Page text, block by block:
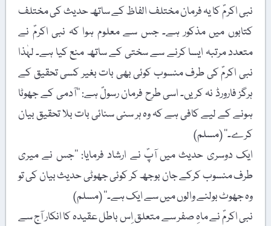
نبی اکرمؐ کا یہ فرمان مختلف الفاظ کے ساتھ حدیث کی مختلف
کتابوں میں مذکور ہے۔ جس سے معلوم ہوا کہ نبی اکرمؐ نے
متعدد مرتبہ ایسا کرنے سے سختی کے ساتھ منع کیا ہے۔ لہٰذا
نبی اکرمؐ کی طرف منسوب کوئی بھی بات بغیر کسی تحقیق کے
ہرگز فارورڈ نہ کریں۔ اسی طرح فرمان رسولؐ ہے: ’’آدمی کے جھوٹا
ہونے کے لیے کافی ہے کہ وہ ہر سنی سنائی بات بلا تحقیق بیان
کرے۔‘‘ (مسلم)
ایک دوسری حدیث میں آپؐ نے ارشاد فرمایا: ’’جس نے میری
طرف منسوب کرکے جان بوجھ کر کوئی جھوٹی حدیث بیان کی تو
وہ جھوٹ بولنے والوں میں سے ایک ہے۔‘‘ (مسلم)
نبی اکرمؐ نے ماہِ صفر سے متعلق اِس باطل عقیدہ کا انکار آج سے